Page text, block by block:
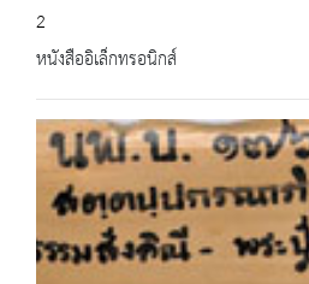
2
หนังสืออิเล็กทรอนิกส์